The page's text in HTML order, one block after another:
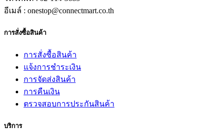
อีเมล์ : onestop@connectmart.co.th
การสั่งซื้อสินค้า
การสั่งซื้อสินค้า
แจ้งการชำระเงิน
การจัดส่งสินค้า
การคืนเงิน
ตรวจสอบการประกันสินค้า
บริการ